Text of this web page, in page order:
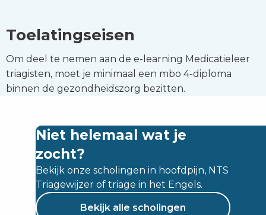
Toelatingseisen
Om deel te nemen aan de e-learning Medicatieleer
triagisten, moet je minimaal een mbo 4-diploma
binnen de gezondheidszorg bezitten.
Niet helemaal wat je
zocht?
Bekijk onze scholingen in hoofdpijn, NTS
Triagewijzer of triage in het Engels.
Bekijk alle scholingen